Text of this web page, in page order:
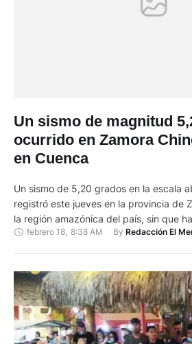
Un sismo de magnitud
ocurrido en Zamora
en Cuenca
Un sismo de 5,20 grados en la escala
registró este jueves en la provincia de
la región amazónica del país, sin que
haya informado de víctimas o daños
febrero 18 8:38 AM By Redacción El